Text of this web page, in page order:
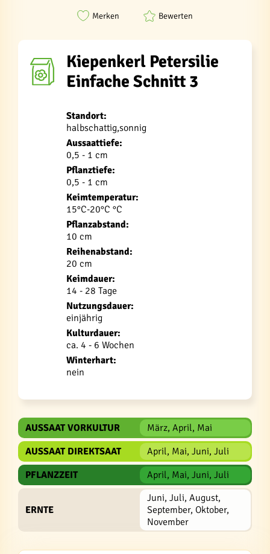
Merken Bewerten
Kiepenkerl Petersilie
Einfache Schnitt 3
Standort:
halbschattig,sonnig
Aussaattiefe:
0,5 - 1 cm
Pflanztiefe:
0,5 - 1 cm
Keimtemperatur:
15°C-20°C °C
Pflanzabstand:
10 cm
Reihenabstand:
20 cm
Keimdauer:
14 - 28 Tage
Nutzungsdauer:
einjährig
Kulturdauer:
ca. 4 - 6 Wochen
Winterhart:
nein
AUSSAAT VORKULTUR
März, April, Mai
AUSSAAT DIREKTSAAT
April, Mai, Juni, Juli
PFLANZZEIT
April, Mai, Juni, Juli
ERNTE
Juni, Juli, August,
September, Oktober,
November